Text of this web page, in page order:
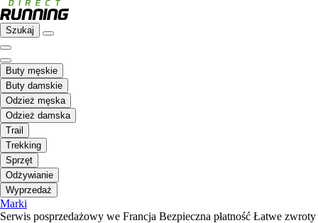
Szukaj
Buty męskie
Buty damskie
Odzież męska
Odzież damska
Trail
Trekking
Sprzęt
Odżywianie
Wyprzedaż
Marki
Serwis posprzedażowy we Francja Bezpieczna płatność Łatwe zwroty